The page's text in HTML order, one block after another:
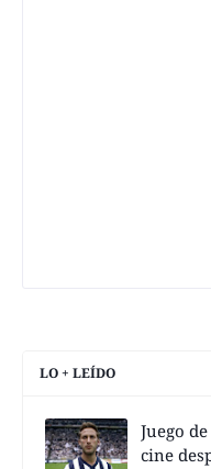
LO + LEÍDO
Juego
cine